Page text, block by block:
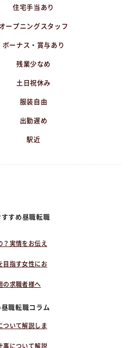
住宅手当あり
オープニングスタッフ
ボーナス・賞与あり
残業少なめ
土日祝休み
服装自由
出勤遅め
駅近
すめ昼職転職
？実情をお伝え
目指す女性にお
の求職者様へ
職転職コラム
ついて解説しま
事について解説